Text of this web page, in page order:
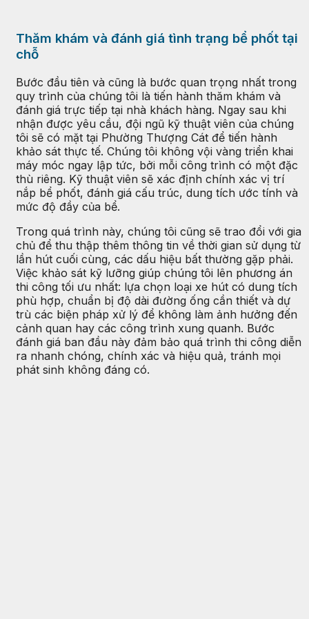
Thăm khám và đánh giá tình trạng bể phốt tại
chỗ
Bước đầu tiên và cũng là bước quan trọng nhất trong
quy trình của chúng tôi là tiến hành thăm khám và
đánh giá trực tiếp tại nhà khách hàng. Ngay sau khi
nhận được yêu cầu, đội ngũ kỹ thuật viên của chúng
tôi sẽ có mặt tại Phường Thượng Cát để tiến hành
khảo sát thực tế. Chúng tôi không vội vàng triển khai
máy móc ngay lập tức, bởi mỗi công trình có một đặc
thù riêng. Kỹ thuật viên sẽ xác định chính xác vị trí
nắp bể phốt, đánh giá cấu trúc, dung tích ước tính và
mức độ đầy của bể.
Trong quá trình này, chúng tôi cũng sẽ trao đổi với gia
chủ để thu thập thêm thông tin về thời gian sử dụng từ
lần hút cuối cùng, các dấu hiệu bất thường gặp phải.
Việc khảo sát kỹ lưỡng giúp chúng tôi lên phương án
thi công tối ưu nhất: lựa chọn loại xe hút có dung tích
phù hợp, chuẩn bị độ dài đường ống cần thiết và dự
trù các biện pháp xử lý để không làm ảnh hưởng đến
cảnh quan hay các công trình xung quanh. Bước
đánh giá ban đầu này đảm bảo quá trình thi công diễn
ra nhanh chóng, chính xác và hiệu quả, tránh mọi
phát sinh không đáng có.